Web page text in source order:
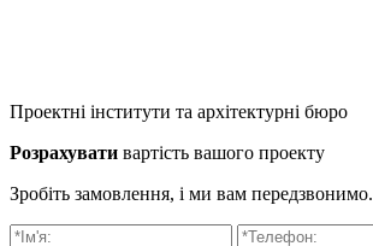
Проектні інститути та архітектурні бюро
Розрахувати вартість вашого проекту
Зробіть замовлення, і ми вам передзвонимо.